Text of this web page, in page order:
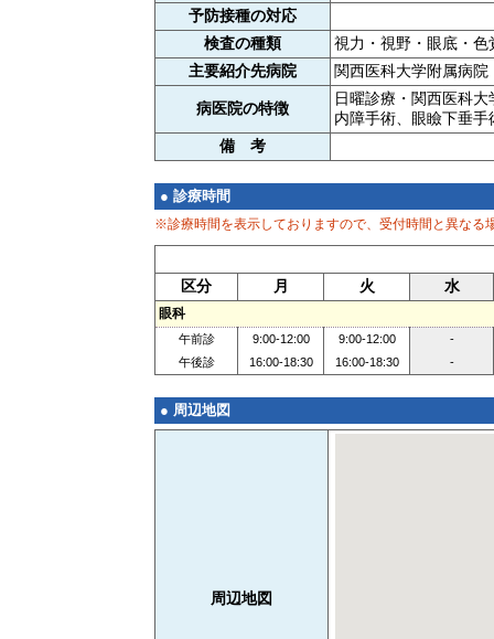
予防接種の対応
検査の種類
視力・視野・眼底・
主要紹介先病院
関西医科大学附属病
病医院の特徴
日曜診療・関西医科
内障手術、眼瞼下垂
備 考
● 診療時間
※診療時間を表示しておりますので、受付時間と異なる
区分 月 火 水
眼科
午前診 9:00-12:00 9:00-12:00
-
午後診
16:00-18:30 16:00-18:30 -
● 周辺地図
周辺地図